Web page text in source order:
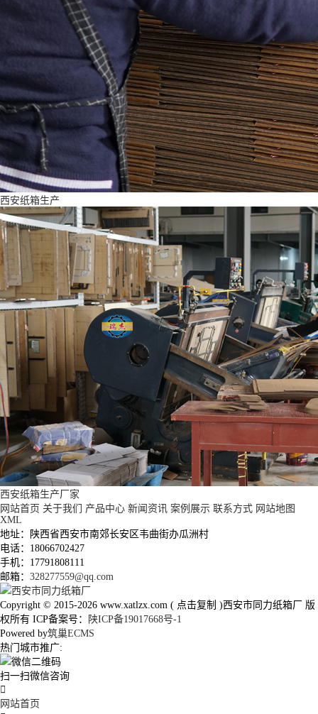
西安纸箱生产
西安纸箱生产厂家
网站首页 关于我们 产品中心 新闻资讯 案例展示 联系方式 网站地图
XML
地址：陕西省西安市南郊长安区韦曲街办瓜洲村
电话：18066702427
手机：17791808111
邮箱： 328277559@qq.com
Copyright © 2015-2026 www.xatlzx.com ( 点击复制 )西安市同力纸箱厂 版
权所有 ICP备案号：
陕ICP备19017668号-1
Powered by筑巢ECMS
热门城市推广:
扫一扫微信咨询

网站首页